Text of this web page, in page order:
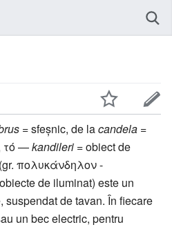
= sfeșnic, de lacandela =
τό —kandileri = obiect de
(gr. πολυκάνδηλον -
de iluminat) este un
suspendat de tavan. În fiecare
un bec electric, pentru